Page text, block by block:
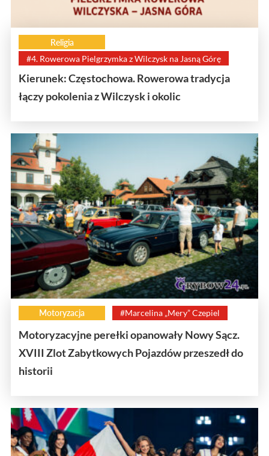
Religia
#4. Rowerowa Pielgrzymka z Wilczysk na Jasną Górę
Kierunek: Częstochowa. Rowerowa tradycja
łączy pokolenia z Wilczysk i okolic
Motoryzacja #Marcelina „Mery” Czepiel
Motoryzacyjne perełki opanowały Nowy Sącz.
XVIII Zlot Zabytkowych Pojazdów przeszedł do
historii